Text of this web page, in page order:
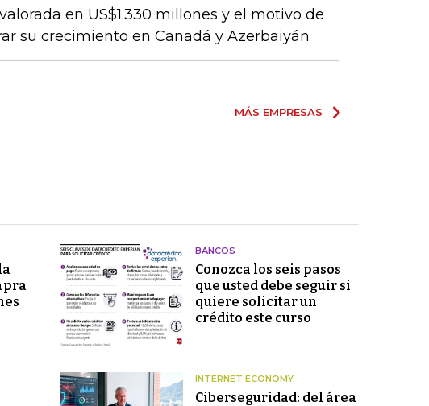
en US$1.330 millones y el motivo de
su crecimiento en Canadá y Azerbaiyán
MÁS EMPRESAS
BANCOS
Conozca los seis pasos
que usted debe seguir si
quiere solicitar un
crédito este curso
INTERNET ECONOMY
Ciberseguridad: del área